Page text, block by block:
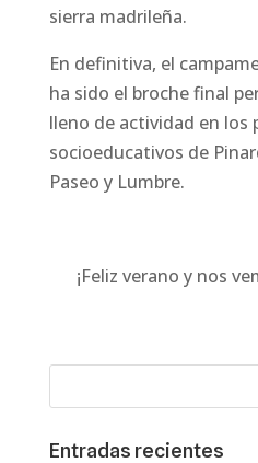
sierra madrileña.
En definitiva, el
ha sido el broche final
lleno de actividad en los
socioeducativos de
Paseo y Lumbre.
¡Feliz verano y nos
Entradas recientes